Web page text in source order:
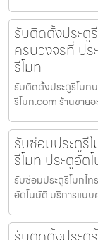
รับติดตั้งประตู
ครบวงจรที่ ปร
รีโมท
รับติดตั้งประตูรีโมท
รีโมท.com ร้านขาย
รับซ่อมประตูรี
รีโมท ประตูอัต
รับซ่อมประตูรีโมทไ
อัตโนมัติ บริการแบ